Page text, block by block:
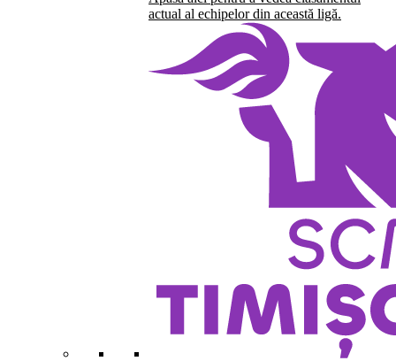
actual al echipelor din această ligă.